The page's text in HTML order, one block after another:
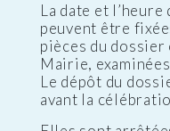
La date et
peuvent être
pièces du dossier
Mairie,
Le dépôt du
avant la